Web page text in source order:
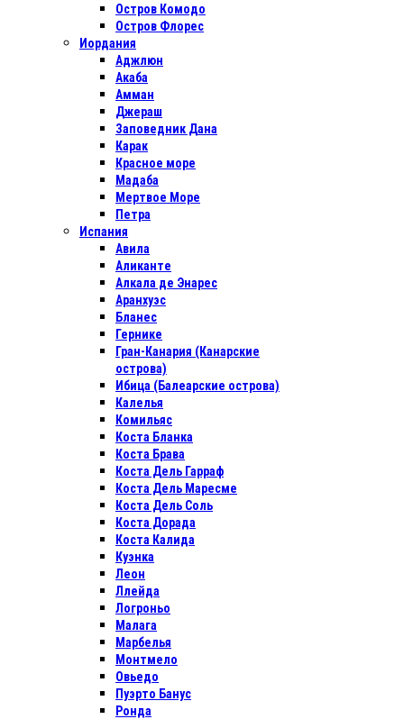
Остров Комодо
Остров Флорес
Иордания
Аджлюн
Акаба
Амман
Джераш
Заповедник Дана
Карак
Красное море
Мадаба
Мертвое Море
Петра
Испания
Авила
Аликанте
Алкала де Энарес
Аранхуэс
Бланес
Гернике
Гран-Канария (Канарские
острова)
Ибица (Балеарские острова)
Калелья
Комильяс
Коста Бланка
Коста Брава
Коста Дель Гарраф
Коста Дель Маресме
Коста Дель Соль
Коста Дорада
Коста Калида
Куэнка
Леон
Ллейда
Логроньо
Малага
Марбелья
Монтмело
Овьедо
Пуэрто Банус
Ронда